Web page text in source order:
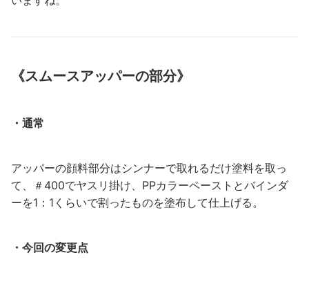
《スムースアッパーの部分》
・通常
アッパーの顔料部分はシンナーで取れるだけ塗料を取っ
て、＃400でヤスリ掛け、PPカラーペーストとバインダ
ーを1：1くらいで割ったものを塗布して仕上げる。
・今回の変更点